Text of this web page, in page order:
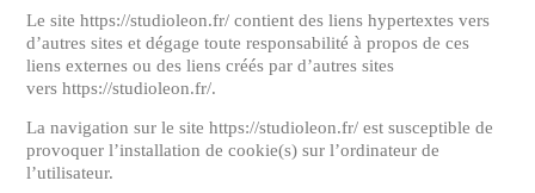
Le site https://studioleon.fr/ contient des liens hypertextes vers
d’autres sites et dégage toute responsabilité à propos de ces
liens externes ou des liens créés par d’autres sites
vers https://studioleon.fr/.
La navigation sur le site https://studioleon.fr/ est susceptible de
provoquer l’installation de cookie(s) sur l’ordinateur de
l’utilisateur.